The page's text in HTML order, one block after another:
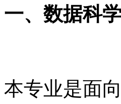
一、数据科
本专业是面